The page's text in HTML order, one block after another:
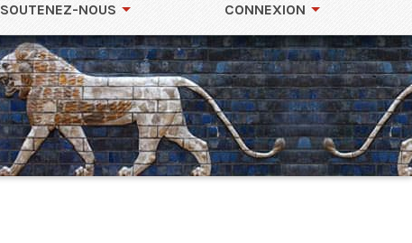
SOUTENEZ-NOUS CONNEXION